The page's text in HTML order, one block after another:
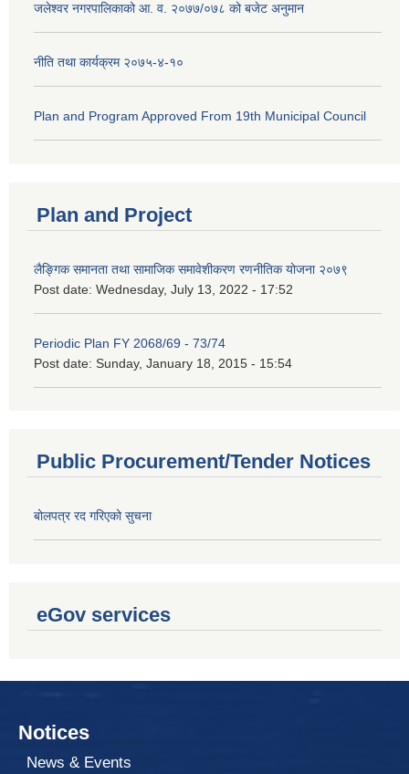
जलेश्वर नगरपालिकाको आ. व. २०७७/०७८ को बजेट अनुमान
नीति तथा कार्यक्रम २०७५-४-१०
Plan and Program Approved From 19th Municipal Council
Plan and Project
लैङ्गिक समानता तथा सामाजिक समावेशीकरण रणनीतिक योजना २०७९
Post date: Wednesday, July 13, 2022 - 17:52
Periodic Plan FY 2068/69 - 73/74
Post date: Sunday, January 18, 2015 - 15:54
Public Procurement/Tender Notices
बोलपत्र रद गरिएको सुचना
eGov services
Notices
News & Events